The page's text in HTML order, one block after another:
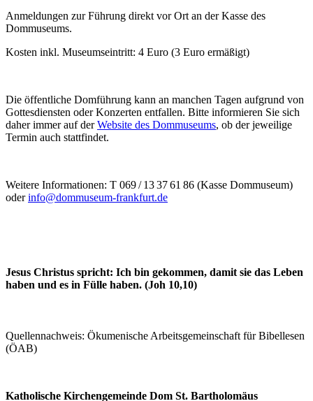
Anmeldungen zur Führung direkt vor Ort an der Kasse des
Dommuseums.
Kosten inkl. Museumseintritt: 4 Euro (3 Euro ermäßigt)
Die öffentliche Domführung kann an manchen Tagen aufgrund von
Gottesdiensten oder Konzerten entfallen. Bitte informieren Sie sich
daher immer auf derWebsite des Dommuseums, ob der jeweilige
Termin auch stattfindet.
Weitere Informationen: T 069 / 13 37 61 86 (Kasse Dommuseum)
oderinfo@dommuseum-frankfurt.de
Jesus Christus spricht: Ich bin gekommen, damit sie das Leben
haben und es in Fülle haben. (Joh 10,10)
Quellennachweis: Ökumenische Arbeitsgemeinschaft für Bibellesen
(ÖAB)
Katholische Kirchengemeinde Dom St. Bartholomäus